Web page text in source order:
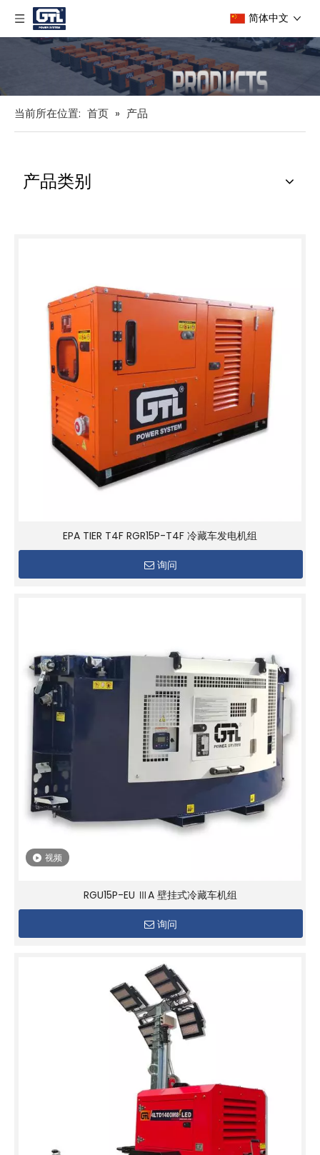
简体中文
当前所在位置: 首页 » 产品
产品类别
EPA TIER T4F RGR15P-T4F 冷藏车发电机组
询问
视频
RGU15P-EU ⅢA 壁挂式冷藏车机组
询问